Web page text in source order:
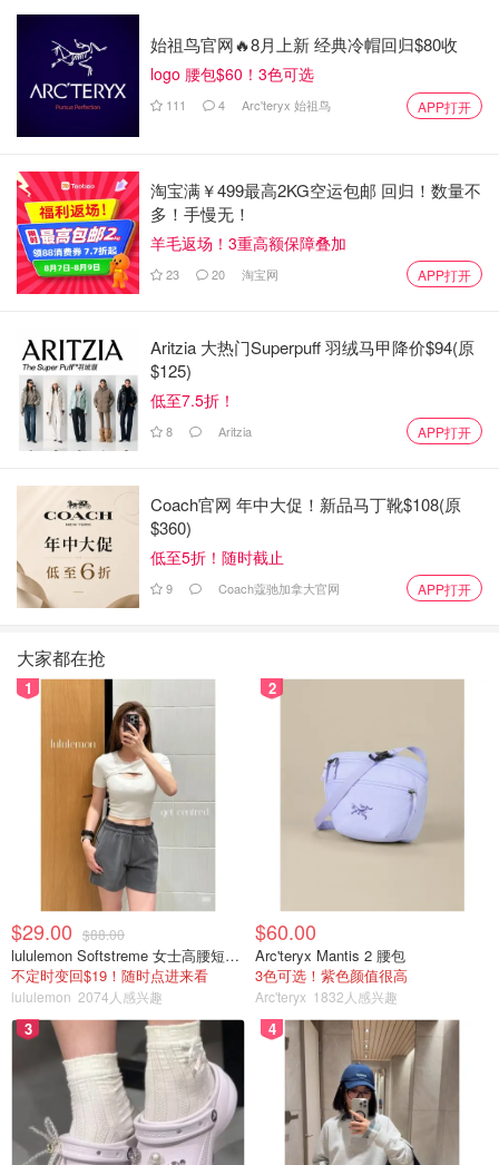
大炮架起来了，准备开炮
2. 弗拉格勒学院 （Flagler College）
佛州最美大学之一，成立于1968年。这座学校简直如同油
画里的校园，白墙红瓦，配以尖顶角楼和热带植物的点缀，
始祖鸟官网🔥8月上新 经典冷帽回归$80收
logo 腰包$60！3色可选
111 4 Arc'teryx 始祖鸟 APP打开
淘宝满￥499最高2KG空运包邮 回归！数量不
多！手慢无！
羊毛返场！3重高额保障叠加
23 20 淘宝网 APP打开
Aritzia 大热门Superpuff 羽绒马甲降价$94(原
$125)
低至7.5折！
8 Aritzia APP打开
Coach官网 年中大促！新品马丁靴$108(原
$360)
低至5折！随时截止
9 Coach蔻驰加拿大官网 APP打开
大家都在抢
1
$29.00 $88.00
lululemon Softstreme 女士高腰短裤 10cm
不定时变回$19！随时点进来看
lululemon 2074人感兴趣
2
$60.00
Arc'teryx Mantis 2 腰包
3色可选！紫色颜值很高
Arc'teryx 1832人感兴趣
3 4